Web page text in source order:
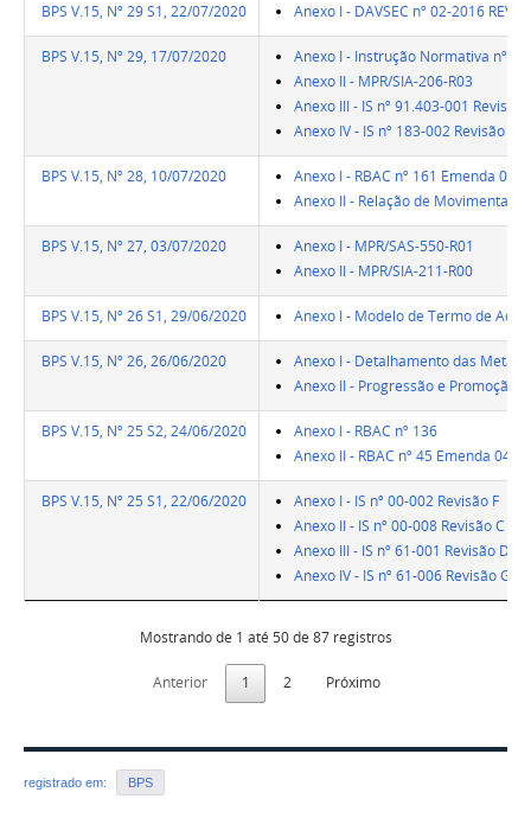
BPS V.15, Nº 29 S1, 22/07/2020 Anexo I - DAVSEC nº 02-2016
BPS V.15, Nº 29, 17/07/2020
Anexo I - Instrução Normativa nº
Anexo II - MPR/SIA-206-R03
Anexo III - IS nº 91.403-001 Revisão
Anexo IV - IS nº 183-002 Revisão E
BPS V.15, Nº 28, 10/07/2020
Anexo I - RBAC nº 161 Emenda 02
Anexo II - Relação de
BPS V.15, Nº 27, 03/07/2020
Anexo I - MPR/SAS-550-R01
Anexo II - MPR/SIA-211-R00
BPS V.15, Nº 26 S1, 29/06/2020 Anexo I - Modelo de Termo de
BPS V.15, Nº 26, 26/06/2020
Anexo I - Detalhamento das Metas
Anexo II - Progressão e Promoção
BPS V.15, Nº 25 S2, 24/06/2020
Anexo I - RBAC nº 136
Anexo II - RBAC nº 45 Emenda 04
BPS V.15, Nº 25 S1, 22/06/2020
Anexo I - IS nº 00-002 Revisão F
Anexo II - IS nº 00-008 Revisão C
Anexo III - IS nº 61-001 Revisão D
Anexo IV - IS nº 61-006 Revisão G
Mostrando de 1 até 50 de 87 registros
Anterior 1 2 Próximo
registrado em: BPS